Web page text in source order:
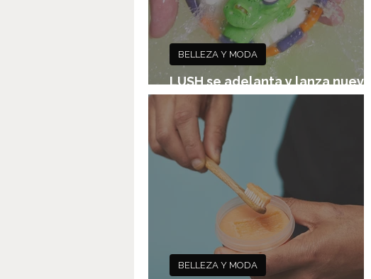
LUSH se adelanta y lanza nueva
colección Halloween 2022
BELLEZA Y MODA
BELLEZA Y MODA